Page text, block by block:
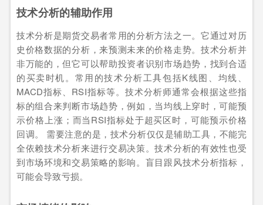
技术分析的辅助作用
技术分析是期货交易者常用的分析方法之一。它通过对历
史价格数据的分析，来预测未来的价格走势。技术分析并
非万能的，但它可以帮助投资者识别市场趋势，找到合适
的买卖时机。常用的技术分析工具包括K线图、均线、
MACD指标、RSI指标等。技术分析师通常会根据这些指
标的组合来判断市场趋势，例如，当均线上穿时，可能预
示价格上涨；而当RSI指标处于超买区时，可能预示价格
回调。 需要注意的是，技术分析仅仅是辅助工具，不能完
全依赖技术分析来进行交易决策。技术分析的有效性也受
到市场环境和交易策略的影响。盲目跟风技术分析指标，
可能会导致亏损。